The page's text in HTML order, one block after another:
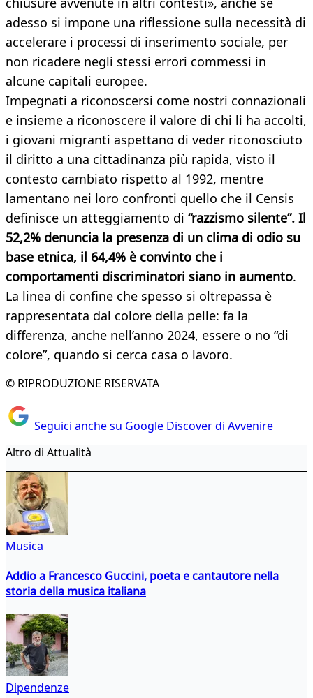
adesso si impone una riflessione sulla necessità di
accelerare i processi di inserimento sociale, per
non ricadere negli stessi errori commessi in
alcune capitali europee.
Impegnati a riconoscersi come nostri connazionali
e insieme a riconoscere il valore di chi li ha accolti,
i giovani migranti aspettano di veder riconosciuto
il diritto a una cittadinanza più rapida, visto il
contesto cambiato rispetto al 1992, mentre
lamentano nei loro confronti quello che il Censis
definisce un atteggiamento di “razzismo silente”. Il
52,2% denuncia la presenza di un clima di odio su
base etnica, il 64,4% è convinto che i
comportamenti discriminatori siano in aumento.
La linea di confine che spesso si oltrepassa è
rappresentata dal colore della pelle: fa la
differenza, anche nell’anno 2024, essere o no “di
colore”, quando si cerca casa o lavoro.
© RIPRODUZIONE RISERVATA
Seguici anche su Google Discover di Avvenire
Altro di Attualità
Musica
Addio a Francesco Guccini, poeta e cantautore nella
storia della musica italiana
Dipendenze